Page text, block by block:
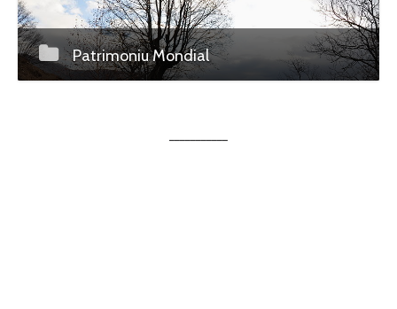
Patrimoniu Mondial